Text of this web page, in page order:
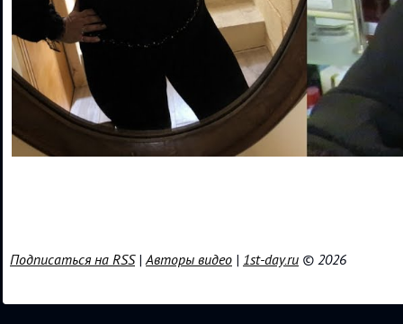
Подписаться на RSS|Авторы видео | 1st-day.ru © 2026